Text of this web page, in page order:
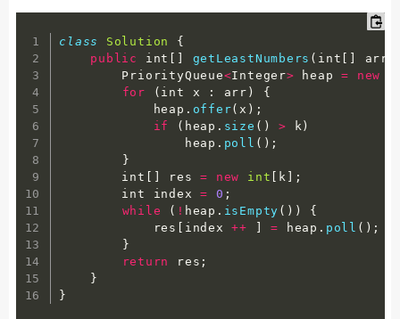
class Solution
{
public
int getLeastNumbers ( int arr
        PriorityQueue
<Integer> heap = new
for
( int x : arr )
{
            heap
. offer( x ) ;
if
( heap . size ( ) > k )
                heap
. poll ( ) ;
}
        int
res = new int k
;
        int index
= 0 ;
while
( ! heap . isEmpty ( ) )
{
            res
index ++ = heap . poll ( ) ;
}
return
res ;
}
}